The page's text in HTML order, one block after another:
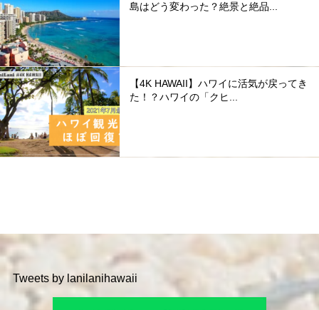
島はどう変わった？絶景と絶品...
【4K HAWAII】ハワイに活気が戻ってき
た！？ハワイの「クヒ...
Tweets by lanilanihawaii